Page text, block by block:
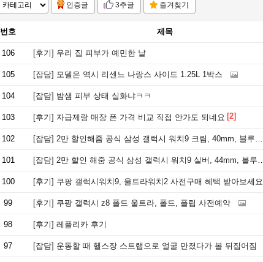
인증글 3추글 즐겨찾기
번호 제목
106 [후기] 우리 집 피부가 예민한 날
105 [잡담] 모델은 역시 리센느 나랑스 사이드 1.25L 1박스
104 [잡담] 밤샘 피부 상태 실화냐ㅋㅋ
103 [후기] 자급제랑 매장 폰 가격 비교 직접 안가도 되네요 [2]
102 [잡담] 2만 할인해줌 공식 삼성 갤럭시 워치9 크림, 40mm, 블루투스
101 [잡담] 2만 할인 해줌 공식 삼성 갤럭시 워치9 실버, 44mm, 블루투스
100 [후기] 쿠팡 갤럭시워치9, 울트라워치2 사전구매 혜택 받아보세요
99 [후기] 쿠팡 갤럭시 z8 폴드 울트라, 폴드, 플립 사전예약
98 [후기] 레플리카 후기
97 [잡담] 운동할 때 헬스장 스트랩으로 얼굴 만졌다가 볼 뒤집어짐